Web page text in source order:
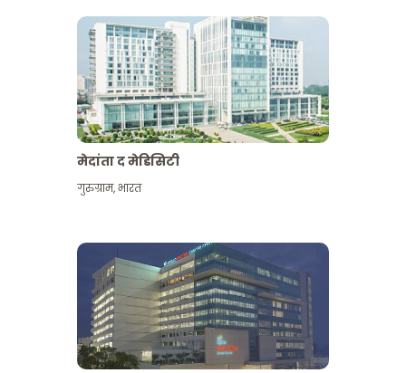
मेदांता द मेडिसिटी
गुरुग्राम,भारत